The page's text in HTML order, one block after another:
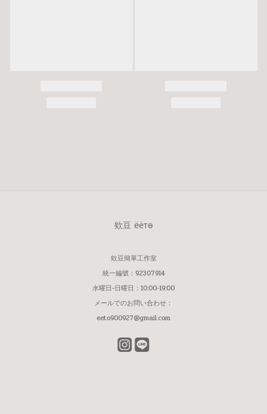
欸豆 ёётѳ
欸豆簡單工作室
統一編號：92307914
水曜日-日曜日：10:00-19:00
メールでのお問い合わせ：
eeto900927@gmail.com